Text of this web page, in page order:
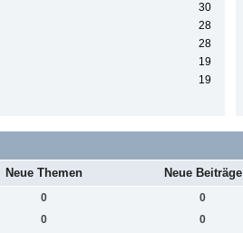
30
28
28
19
19
Neue Themen Neue Beiträge
0 0
0 0